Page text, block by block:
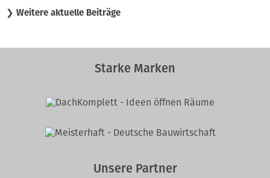
❯ Weitere aktuelle Beiträge
Starke Marken
Unsere Partner